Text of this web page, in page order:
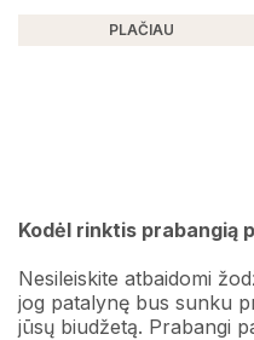
PLAČIAU
Kodėl rinktis prabangią
Nesileiskite atbaidomi
jog patalynę bus sunku
jūsų biudžetą. Prabangi